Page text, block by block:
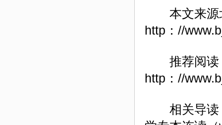
本文来源
http：//
推荐阅读
http：//
相关导读